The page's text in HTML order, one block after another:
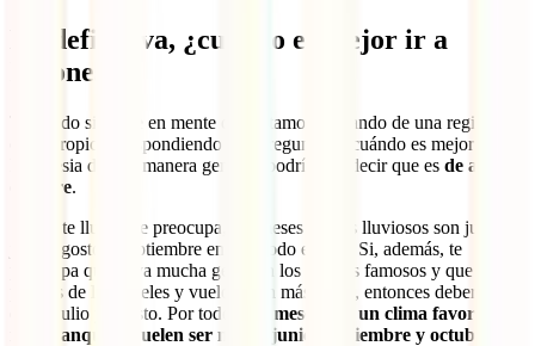
En definitiva, ¿cuándo es mejor ir a
Indonesia?
Teniendo siempre en mente que estamos hablando de una región de
clima tropical, respondiendo a la pregunta de cuándo es mejor ir a
Indonesia de una manera general, podríamos decir que es de abril a
octubre.
Si que te llueva, te preocupa, los meses menos lluviosos son junio,
julio, agosto y septiembre en casi todo el país. Si, además, te
preocupa que haya mucha gente en los lugares famosos y que los
precios de los hoteles y vuelos sean más caros, entonces deberías
evitar julio y agosto. Por todo ello, meses con un clima favorable y
más tranquilos suelen ser mayo, junio, septiembre y octubre